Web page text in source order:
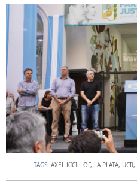
TAGS: AXEL KICILLOF, LA PLATA, UCR,